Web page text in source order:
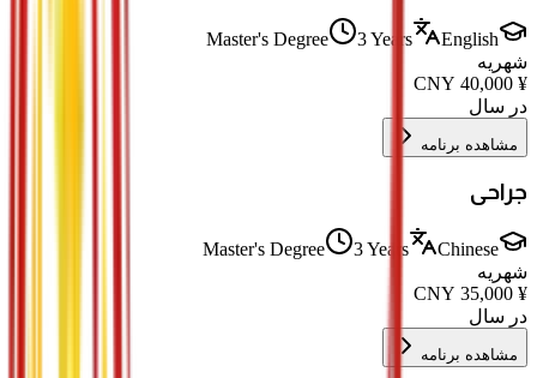
Master's Degree 3 Years
English
شهریه
¥
40,000
در سال
مشاهده برنامه
جراحی
Master's Degree 3 Years
Chinese
شهریه
¥
35,000
در سال
مشاهده برنامه